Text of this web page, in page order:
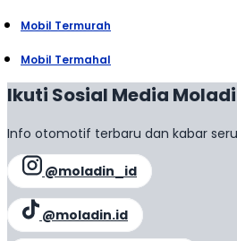
Mobil Termurah
Mobil Termahal
Ikuti Sosial Media
Info otomotif terbaru dan kabar
@moladin_id
@moladin.id